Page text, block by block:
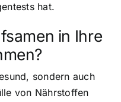
hat.
in Ihre
sondern auch
von Nährstoffen